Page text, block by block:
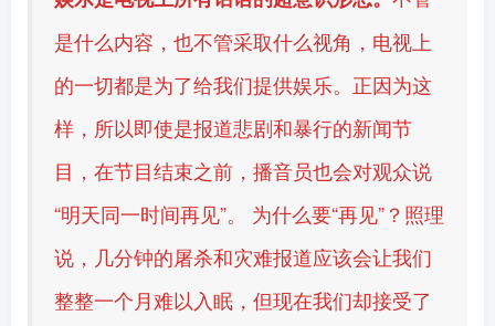
是什么内容，也不管采取什么视角，电视上
的一切都是为了给我们提供娱乐。正因为这
样，所以即使是报道悲剧和暴行的新闻节
目，在节目结束之前，播音员也会对观众说
“明天同一时间再见”。 为什么要“再见”？照理
说，几分钟的屠杀和灾难报道应该会让我们
整整一个月难以入眠，但现在我们却接受了